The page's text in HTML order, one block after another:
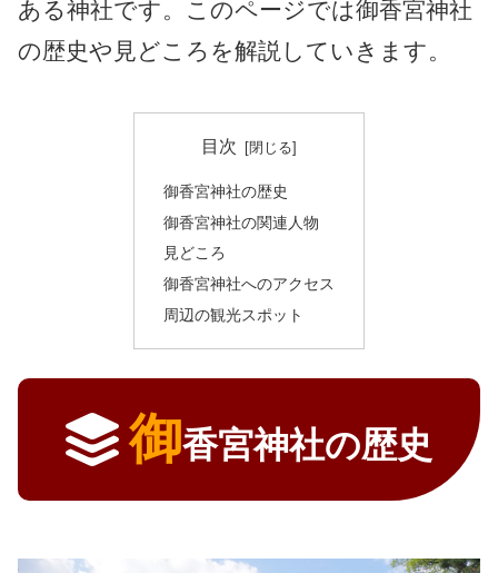
ある神社です。このページでは御香宮神社
の歴史や見どころを解説していきます。
目次
御香宮神社の歴史
御香宮神社の関連人物
見どころ
御香宮神社へのアクセス
周辺の観光スポット
御香宮神社の歴史